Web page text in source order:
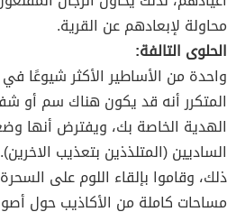
محاولة لإبعادهم عن القرية.
الحلوى التالفة:
واحدة من الأساطير الأكثر شيوعًا
المتكرر أنه قد يكون هناك سم أو
الهدية الخاصة بك، ويفترض أنها
الساديين (المتلذذين بتعذيب
ذلك، وقاموا بإلقاء اللوم على
مساحات كاملة من الأكاذيب حول